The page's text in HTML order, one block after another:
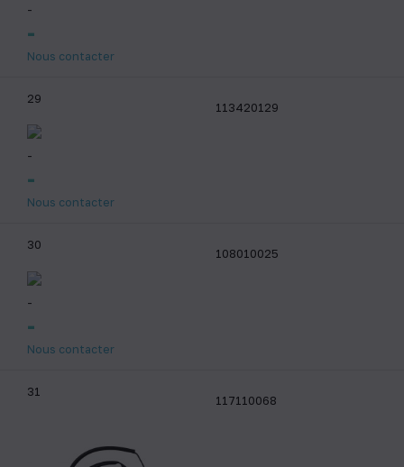
31
117110068
-
-
Nous contacter
29
113420129
-
-
Nous contacter
30
108010025
-
-
Nous contacter